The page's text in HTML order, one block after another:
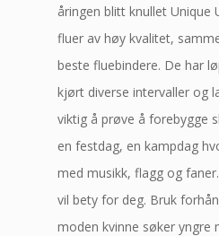
åringen blitt knullet Unique
fluer av høy kvalitet,
beste fluebindere. De har
kjørt diverse intervaller og
viktig å prøve å forebygge
en festdag, en kampdag
med musikk, flagg og
vil bety for deg. Bruk
moden kvinne søker yngre